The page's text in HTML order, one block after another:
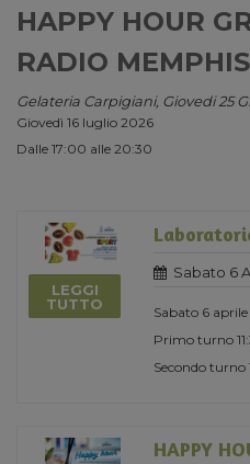
HAPPY HOUR
RADIO
Gelateria Carpigiani, Giovedi 25
Giovedì 16 luglio 2026
Dalle 17:00 alle 20:30
LEGGI
TUTTO
Sabato 6
Sabato 6
Primo turno
Secondo turno
HAPPY